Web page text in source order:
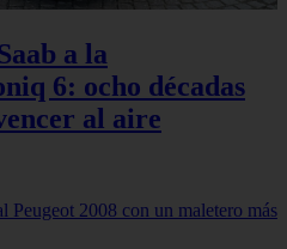
a la
6: ocho décadas
al aire